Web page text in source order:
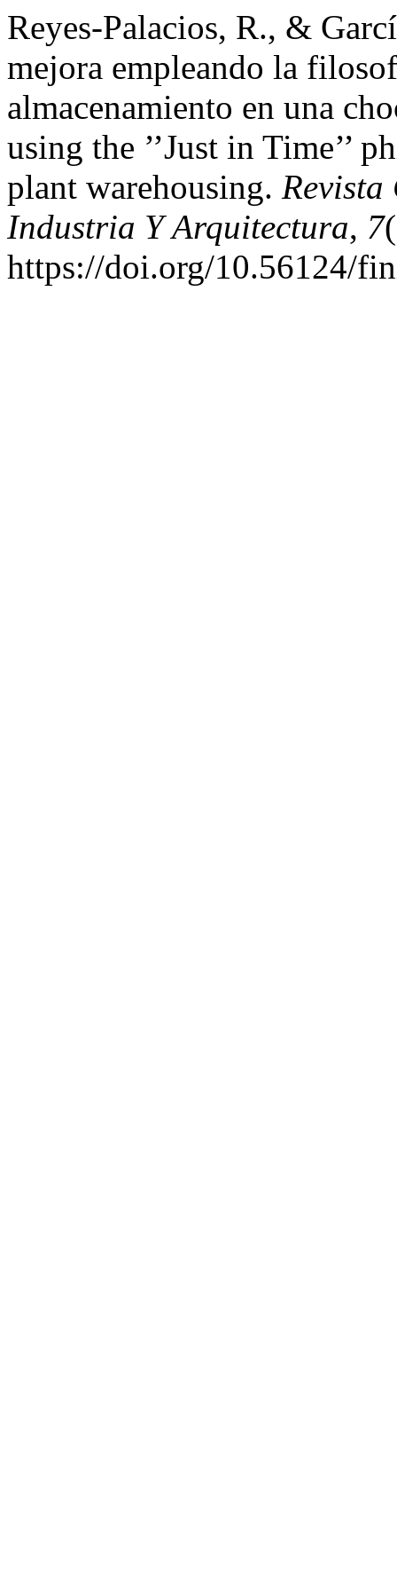
Reyes-Palacios, R., &
mejora empleando la
almacenamiento en una
using the ’’Just in Time’’
plant warehousing.
Industria Y Arquitectura, 7
https://doi.org/10.56124/